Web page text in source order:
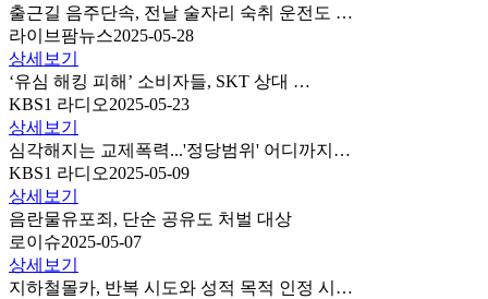
출근길 음주단속, 전날 술자리 숙취 운전도 …
라이브팜뉴스2025-05-28
상세보기
‘유심 해킹 피해’ 소비자들, SKT 상대 …
KBS1 라디오2025-05-23
상세보기
심각해지는 교제폭력...'정당범위' 어디까지…
KBS1 라디오2025-05-09
상세보기
음란물유포죄, 단순 공유도 처벌 대상
로이슈2025-05-07
상세보기
지하철몰카, 반복 시도와 성적 목적 인정 시…